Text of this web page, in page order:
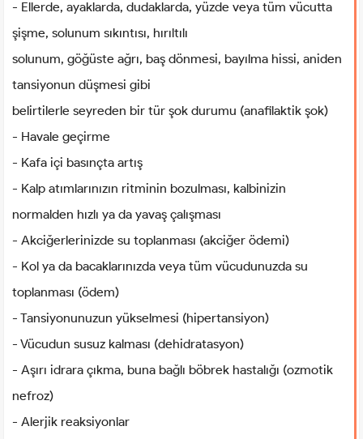
- Ellerde, ayaklarda, dudaklarda, yüzde veya tüm vücutta
şişme, solunum sıkıntısı, hırıltılı
solunum, göğüste ağrı, baş dönmesi, bayılma hissi, aniden
tansiyonun düşmesi gibi
belirtilerle seyreden bir tür şok durumu (anafilaktik şok)
- Havale geçirme
- Kafa içi basınçta artış
- Kalp atımlarınızın ritminin bozulması, kalbinizin
normalden hızlı ya da yavaş çalışması
- Akciğerlerinizde su toplanması (akciğer ödemi)
- Kol ya da bacaklarınızda veya tüm vücudunuzda su
toplanması (ödem)
- Tansiyonunuzun yükselmesi (hipertansiyon)
- Vücudun susuz kalması (dehidratasyon)
- Aşırı idrara çıkma, buna bağlı böbrek hastalığı (ozmotik
nefroz)
- Alerjik reaksiyonlar